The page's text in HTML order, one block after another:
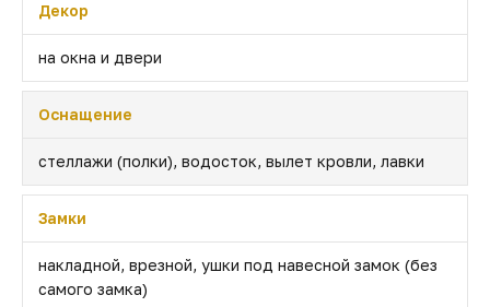
Декор
на окна и двери
Оснащение
стеллажи (полки), водосток, вылет кровли, лавки
Замки
накладной, врезной, ушки под навесной замок (без
самого замка)